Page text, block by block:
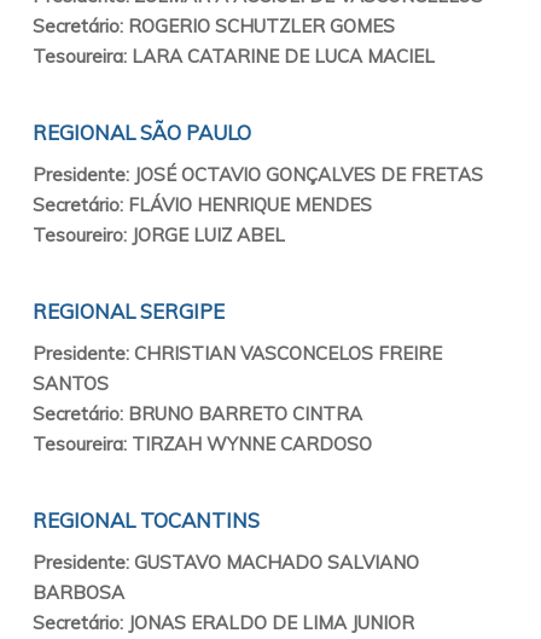
Secretário: ROGERIO SCHUTZLER GOMES
Tesoureira: LARA CATARINE DE LUCA MACIEL
REGIONAL SÃO PAULO
Presidente: JOSÉ OCTAVIO GONÇALVES DE FRETAS
Secretário: FLÁVIO HENRIQUE MENDES
Tesoureiro: JORGE LUIZ ABEL
REGIONAL SERGIPE
Presidente: CHRISTIAN VASCONCELOS FREIRE
SANTOS
Secretário: BRUNO BARRETO CINTRA
Tesoureira: TIRZAH WYNNE CARDOSO
REGIONAL TOCANTINS
Presidente: GUSTAVO MACHADO SALVIANO
BARBOSA
Secretário: JONAS ERALDO DE LIMA JUNIOR